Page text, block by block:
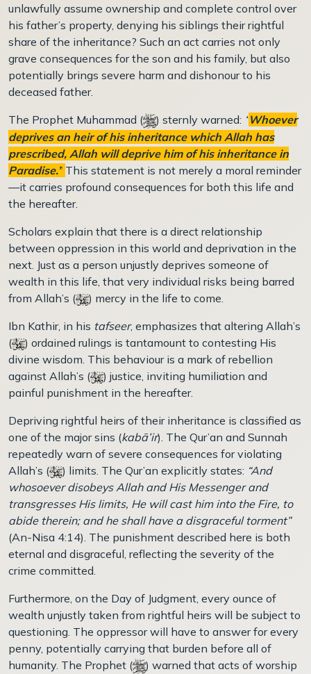
unlawfully assume ownership and complete control over
his father’s property, denying his siblings their rightful
share of the inheritance? Such an act carries not only
grave consequences for the son and his family, but also
potentially brings severe harm and dishonour to his
deceased father.
The Prophet Muhammad (
) sternly warned: “Whoever
deprives an heir of his inheritance which Allah has
prescribed, Allah will deprive him of his inheritance in
Paradise.” This statement is not merely a moral reminder
—it carries profound consequences for both this life and
the hereafter.
Scholars explain that there is a direct relationship
between oppression in this world and deprivation in the
next. Just as a person unjustly deprives someone of
wealth in this life, that very individual risks being barred
from Allah’s (
) mercy in the life to come.
Ibn Kathir, in his tafseer, emphasizes that altering Allah’s
(
) ordained rulings is tantamount to contesting His
divine wisdom. This behaviour is a mark of rebellion
against Allah’s (
) justice, inviting humiliation and
painful punishment in the hereafter.
Depriving rightful heirs of their inheritance is classified as
one of the major sins (kabā’ir). The Qur’an and Sunnah
repeatedly warn of severe consequences for violating
Allah’s (
) limits. The Qur’an explicitly states: “And
whosoever disobeys Allah and His Messenger and
transgresses His limits, He will cast him into the Fire, to
abide therein; and he shall have a disgraceful torment”
(An-Nisa 4:14). The punishment described here is both
eternal and disgraceful, reflecting the severity of the
crime committed.
Furthermore, on the Day of Judgment, every ounce of
wealth unjustly taken from rightful heirs will be subject to
questioning. The oppressor will have to answer for every
penny, potentially carrying that burden before all of
humanity. The Prophet (
) warned that acts of worship